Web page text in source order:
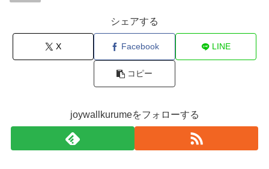
シェアする
X Facebook LINE
コピー
joywallkurumeをフォローする